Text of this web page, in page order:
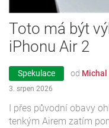
Toto má být
iPhonu Air 2
Spekulace od Michal
3. srpen 2026
I přes původní obavy
tenkým Airem zatím